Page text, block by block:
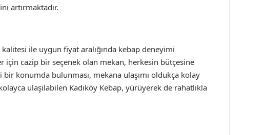
artırmaktadır.
ile uygun fiyat aralığında kebap deneyimi
için cazip bir seçenek olan mekan, herkesin bütçesine
bir konumda bulunması, mekana ulaşımı oldukça kolay
ulaşılabilen Kadıköy Kebap, yürüyerek de rahatlıkla